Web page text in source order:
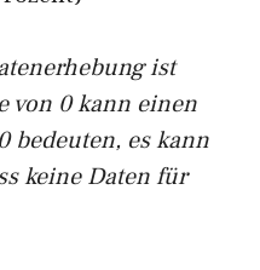
ist
von 0 kann einen
bedeuten, es kann
keine Daten für